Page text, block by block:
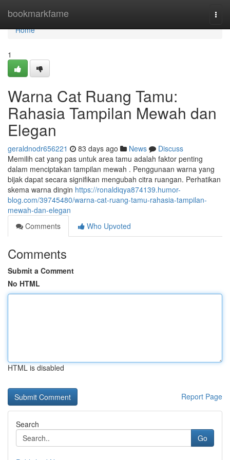
bookmarkfame
Home
Home
1
Warna Cat Ruang Tamu:
Rahasia Tampilan Mewah dan
Elegan
geraldnodr656221 83 days ago News
Discuss
Memilih cat yang pas untuk area tamu adalah faktor penting
dalam menciptakan tampilan mewah . Penggunaan warna yang
bijak dapat secara signifikan mengubah citra ruangan. Perhatikan
skema warna dingin https://ronaldiqya874139.humor-
blog.com/39745480/warna-cat-ruang-tamu-rahasia-tampilan-
mewah-dan-elegan
Comments
Who Upvoted
Comments
Submit a Comment
No HTML
HTML is disabled
Report Page
Search
Go